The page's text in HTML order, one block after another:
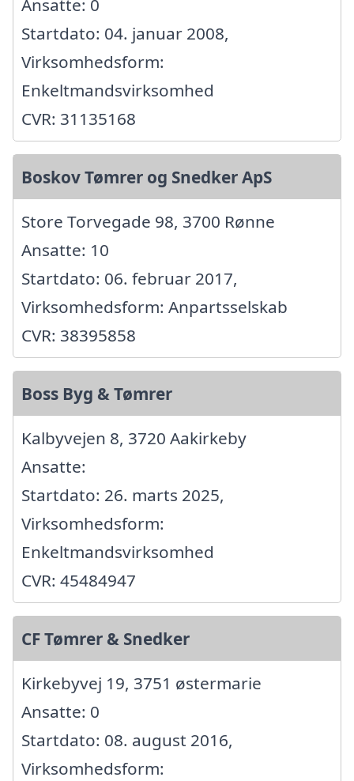
Ansatte: 0
Startdato: 04. januar 2008,
Virksomhedsform:
Enkeltmandsvirksomhed
CVR: 31135168
Boskov Tømrer og Snedker ApS
Store Torvegade 98, 3700 Rønne
Ansatte: 10
Startdato: 06. februar 2017,
Virksomhedsform: Anpartsselskab
CVR: 38395858
Boss Byg & Tømrer
Kalbyvejen 8, 3720 Aakirkeby
Ansatte:
Startdato: 26. marts 2025,
Virksomhedsform:
Enkeltmandsvirksomhed
CVR: 45484947
CF Tømrer & Snedker
Kirkebyvej 19, 3751 østermarie
Ansatte: 0
Startdato: 08. august 2016,
Virksomhedsform: